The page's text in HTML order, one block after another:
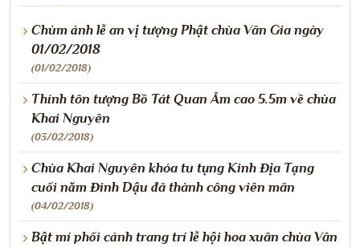
Chùm ảnh lễ an vị tượng Phật chùa Vân Gia ngày
01/02/2018
(01/02/2018)
Thỉnh tôn tượng Bồ Tát Quan Âm cao 5.5m về chùa
Khai Nguyên
(03/02/2018)
Chùa Khai Nguyên khóa tu tụng Kinh Địa Tạng
cuối năm Đinh Dậu đã thành công viên mãn
(04/02/2018)
Bật mí phối cảnh trang trí lễ hội hoa xuân chùa Vân